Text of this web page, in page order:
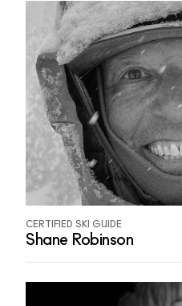
CERTIFIED SKI GUIDE
Shane Robinson